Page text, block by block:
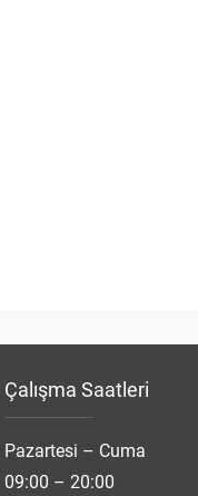
Çalışma Saatleri
Pazartesi – Cuma
09:00 – 20:00